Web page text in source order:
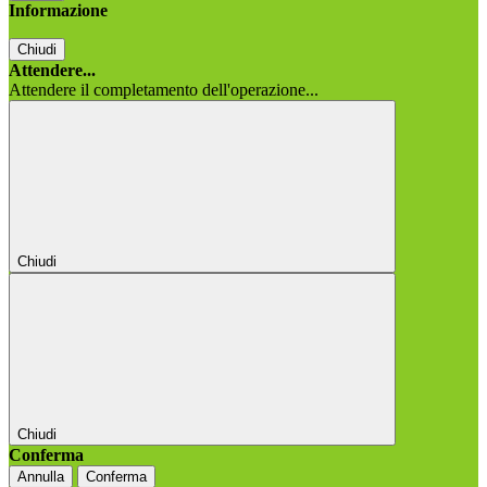
Informazione
Chiudi
Attendere...
Attendere il completamento dell'operazione...
Chiudi
Chiudi
Conferma
Annulla Conferma